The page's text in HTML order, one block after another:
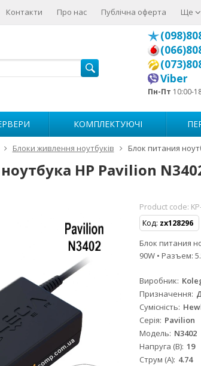
Контакти Про нас Публічна оферта Ще
Viber
Пн-Пт 10:00-
КОМПЛЕКТУЮЧІ
Блоки живлення ноутбуків Блок питания
HP Pavilion
Product code:
Код: zx128296
Блок питания
90W • Разъем:
Виробник
Призначення
Сумісність
Серія Pavilion
Модель N3402
Напруга (В) 19
Струм (А) 4.74